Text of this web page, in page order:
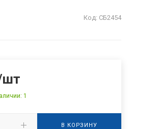
Код: СБ2454
1
В КОРЗИНУ